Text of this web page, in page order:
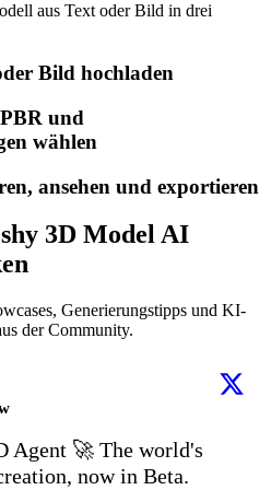
aus Text oder Bild in drei
Bild hochladen
und
wählen
ansehen und exportieren
3D Model AI
Generierungstipps und KI-
der Community.
Agent 🚀 The world's
now in Beta.